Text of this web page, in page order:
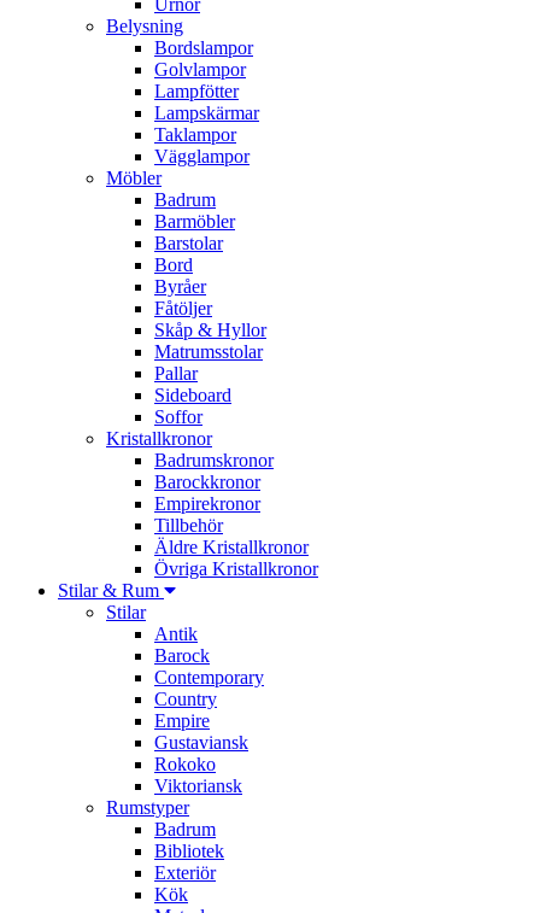
Urnor
Belysning
Bordslampor
Golvlampor
Lampfötter
Lampskärmar
Taklampor
Vägglampor
Möbler
Badrum
Barmöbler
Barstolar
Bord
Byråer
Fåtöljer
Skåp & Hyllor
Matrumsstolar
Pallar
Sideboard
Soffor
Kristallkronor
Badrumskronor
Barockkronor
Empirekronor
Tillbehör
Äldre Kristallkronor
Övriga Kristallkronor
Stilar & Rum
Stilar
Antik
Barock
Contemporary
Country
Empire
Gustaviansk
Rokoko
Viktoriansk
Rumstyper
Badrum
Bibliotek
Exteriör
Kök